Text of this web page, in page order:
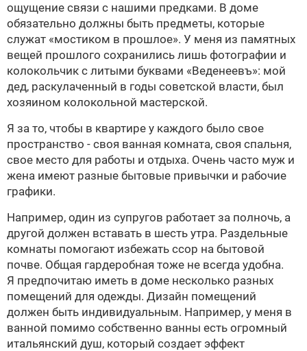
ощущение связи с нашими предками. В доме
обязательно должны быть предметы, которые
служат «мостиком в прошлое». У меня из памятных
вещей прошлого сохранились лишь фотографии и
колокольчик с литыми буквами «Веденеевъ»: мой
дед, раскулаченный в годы советской власти, был
хозяином колокольной мастерской.
Я за то, чтобы в квартире у каждого было свое
пространство - своя ванная комната, своя спальня,
свое место для работы и отдыха. Очень часто муж и
жена имеют разные бытовые привычки и рабочие
графики.
Например, один из супругов работает за полночь, а
другой должен вставать в шесть утра. Раздельные
комнаты помогают избежать ссор на бытовой
почве. Общая гардеробная тоже не всегда удобна.
Я предпочитаю иметь в доме несколько разных
помещений для одежды. Дизайн помещений
должен быть индивидуальным. Например, у меня в
ванной помимо собственно ванны есть огромный
итальянский душ, который создает эффект